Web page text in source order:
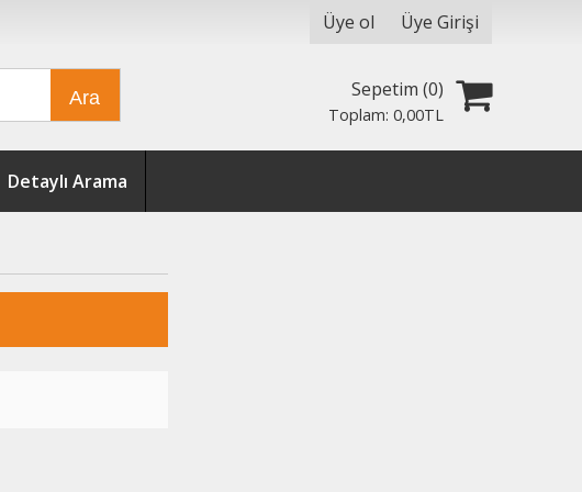
Üye ol Üye Girişi
Ara Sepetim (0)
Toplam:0,00TL
Detaylı Arama